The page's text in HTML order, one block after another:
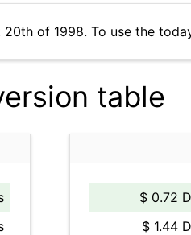
of 1998. To use the
table
$ 0.72
$ 1.44